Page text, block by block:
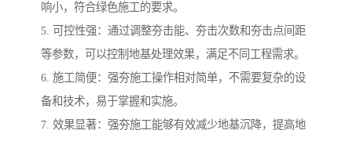
响小，符合绿色施工的要求。
5. 可控性强：通过调整夯击能、夯击次数和夯击点间距
等参数，可以控制地基处理效果，满足不同工程需求。
6. 施工简便：强夯施工操作相对简单，不需要复杂的设
备和技术，易于掌握和实施。
7. 效果显著：强夯施工能够有效减少地基沉降，提高地